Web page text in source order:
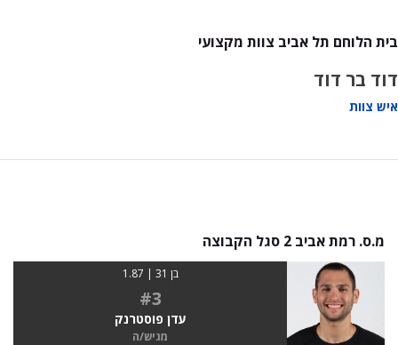
בית הלוחם תל אביב צוות מקצועי
דוד בר דוד
איש צוות
מ.ס. רמת אביב 2 סגל הקבוצה
בן 31 | 1.87
#3
עדן פוסטרנק
מגיש/ה